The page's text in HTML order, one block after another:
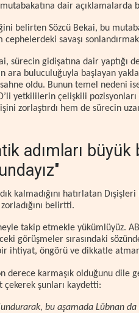
dair açıklamalarda
belirten Sözcü Bekai, bu
savaşı
sürecin gidişatına dair yaptığı
ara buluculuğuyla başlayan
oldu. Bunun temel nedeni
yetkililerin çelişkili
zorlaştırdı hem de sürecin
adımları büyük
kalmadığını hatırlatan Dışişleri
belirtti.
takip etmekle yükümlüyüz.
görüşmeler sırasındaki
ihtiyat, öngörü ve dikkatle
derece karmaşık olduğunu dile
çekerek şunları kaydetti:
bu aşamada Lübnan